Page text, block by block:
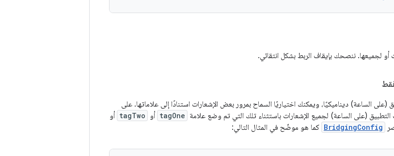
أو لجميعها. ننصحك بإيقاف الربط بشكل انتقائي.
الساعة) ديناميكيًا، ويمكنك اختياريًا السماح بمرور بعض الإشعارات استنادًا إلى علاماتها. على
(على الساعة) لجميع الإشعارات باستثناء تلك التي تم وضع علامة tagOne أو tagTwo أو
BridgingConfig كما هو موضّح في المثال التالي: